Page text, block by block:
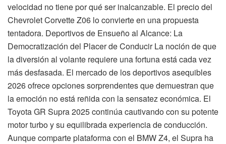
velocidad no tiene por qué ser inalcanzable. El precio del
Chevrolet Corvette Z06 lo convierte en una propuesta
tentadora. Deportivos de Ensueño al Alcance: La
Democratización del Placer de Conducir La noción de que
la diversión al volante requiere una fortuna está cada vez
más desfasada. El mercado de los deportivos asequibles
2026 ofrece opciones sorprendentes que demuestran que
la emoción no está reñida con la sensatez económica. El
Toyota GR Supra 2025 continúa cautivando con su potente
motor turbo y su equilibrada experiencia de conducción.
Aunque comparte plataforma con el BMW Z4, el Supra ha